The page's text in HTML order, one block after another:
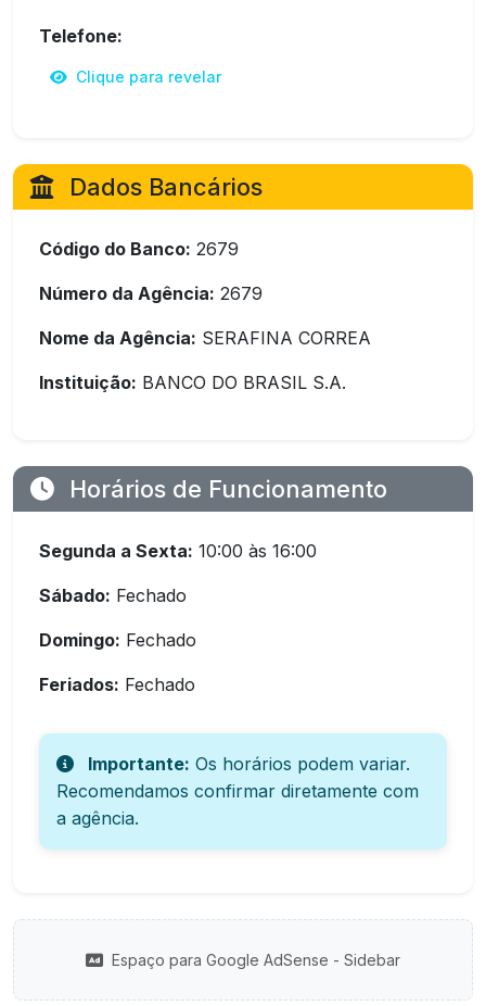
Telefone:
Clique para revelar
Dados Bancários
Código do Banco: 2679
Número da Agência: 2679
Nome da Agência: SERAFINA CORREA
Instituição: BANCO DO BRASIL S.A.
Horários de Funcionamento
Segunda a Sexta: 10:00 às 16:00
Sábado: Fechado
Domingo: Fechado
Feriados: Fechado
Importante: Os horários podem variar.
Recomendamos confirmar diretamente com
a agência.
Espaço para Google AdSense - Sidebar